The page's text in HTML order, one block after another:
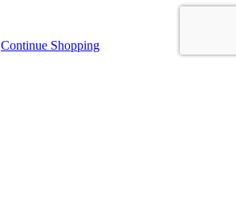
Continue Shopping